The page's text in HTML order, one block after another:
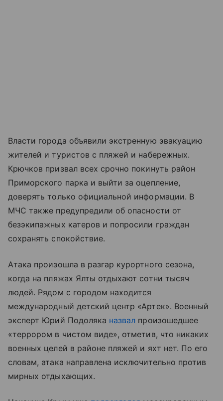
Власти города объявили экстренную эвакуацию
жителей и туристов с пляжей и набережных.
Крючков призвал всех срочно покинуть район
Приморского парка и выйти за оцепление,
доверять только официальной информации. В
МЧС также предупредили об опасности от
безэкипажных катеров и попросили граждан
сохранять спокойствие.
Атака произошла в разгар курортного сезона,
когда на пляжах Ялты отдыхают сотни тысяч
людей. Рядом с городом находится
международный детский центр «Артек». Военный
эксперт Юрий Подоляка назвал произошедшее
«террором в чистом виде», отметив, что никаких
военных целей в районе пляжей и яхт нет. По его
словам, атака направлена исключительно против
мирных отдыхающих.